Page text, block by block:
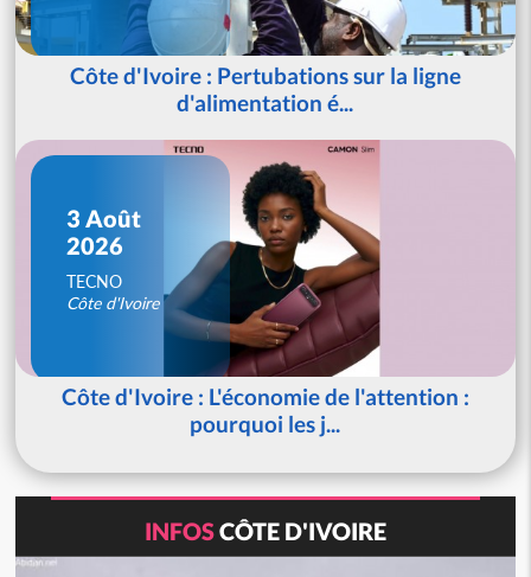
Côte d'Ivoire : Pertubations sur la ligne
d'alimentation é...
3 Août
2026
TECNO
Côte d'Ivoire
Côte d'Ivoire : L'économie de l'attention :
pourquoi les j...
INFOSCÔTE D'IVOIRE